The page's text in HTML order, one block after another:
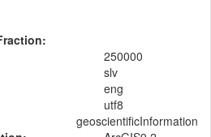
250000
slv
eng
utf8
geoscientificInformation